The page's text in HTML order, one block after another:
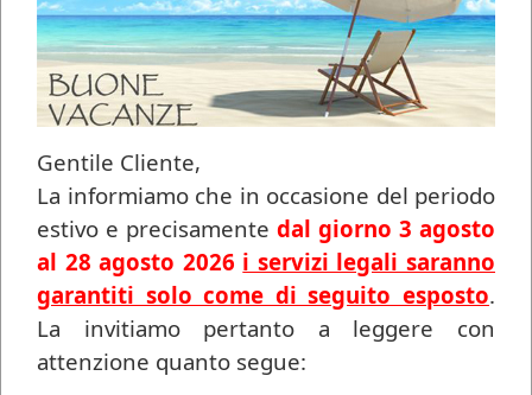
Per quali reati è possibile richiedere
l'ammonimento?
Atti persecutori (stalking) e revenge porn
Chi è vittima di stalking o di revenge porn può
presentare un’istanza di ammonimento al
Questore prima di sporgere querela. La vittima
deve esporre i fatti in un ufficio di Polizia,
fornendo prove documentali (messaggi,
telefonate, immagini, testimonianze) che
dimostrino la condotta persecutoria o la
Gentile Cliente,
La informiamo che in occasione del periodo
estivo e precisamente dal giorno 3 agosto
al 28 agosto 2026 i servizi legali saranno
garantiti solo come di seguito esposto.
La invitiamo pertanto a leggere con
attenzione quanto segue: